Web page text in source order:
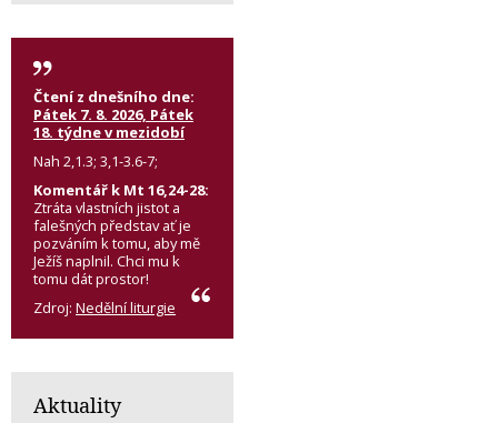
Čtení z dnešního dne:
Pátek 7. 8. 2026, Pátek
18. týdne v mezidobí
Nah 2,1.3; 3,1-3.6-7;
Komentář k Mt 16,24-28:
Ztráta vlastních jistot a
falešných představ ať je
pozváním k tomu, aby mě
Ježíš naplnil. Chci mu k
tomu dát prostor!
Zdroj: Nedělní liturgie
Aktuality